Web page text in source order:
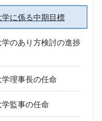
に係る中期目標
のあり方検討の進捗
理事長の任命
監事の任命